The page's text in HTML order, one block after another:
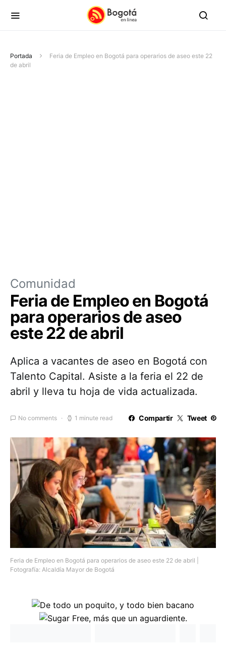
Portada
Feria de Empleo en Bogotá para operarios de aseo este 22
de abril
Comunidad
Feria de Empleo en Bogotá
para operarios de aseo
este 22 de abril
Aplica a vacantes de aseo en Bogotá con
Talento Capital. Asiste a la feria el 22 de
abril y lleva tu hoja de vida actualizada.
No comments 1 minute read Compartir Tweet
Feria de Empleo en Bogotá para operarios de aseo este 22 de abril |
Fotografía: Alcaldía Mayor de Bogotá